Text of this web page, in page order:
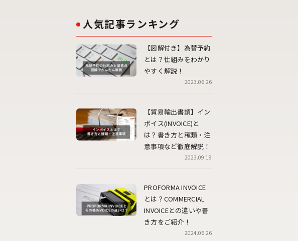
人気記事ランキング
【図解付き】為替予約
とは？仕組みをわかり
やすく解説！
2023.06.26
【貿易輸出書類】イン
ボイス(INVOICE)と
は？書き方と種類・注
意事項など徹底解説！
2023.09.19
PROFORMA INVOICE
とは？COMMERCIAL
INVOICEとの違いや書
き方をご紹介！
2024.06.26